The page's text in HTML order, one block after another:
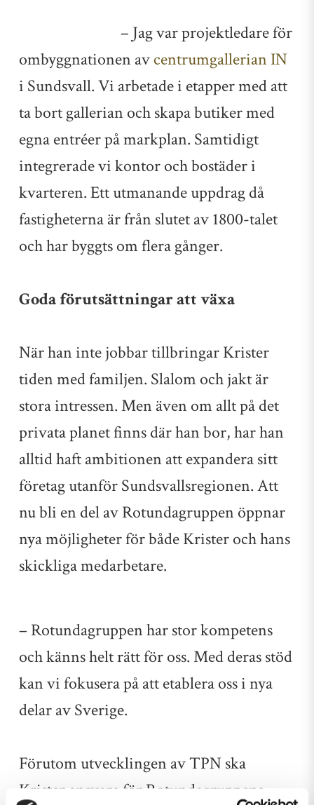
– Jag var projektledare för
ombyggnationen avcentrumgallerian IN
i Sundsvall. Vi arbetade i etapper med att
ta bort gallerian och skapa butiker med
egna entréer på markplan. Samtidigt
integrerade vi kontor och bostäder i
kvarteren. Ett utmanande uppdrag då
fastigheterna är från slutet av 1800-talet
och har byggts om flera gånger.
Goda förutsättningar att växa
När han inte jobbar tillbringar Krister
tiden med familjen. Slalom och jakt är
stora intressen. Men även om allt på det
privata planet finns där han bor, har han
alltid haft ambitionen att expandera sitt
företag utanför Sundsvallsregionen. Att
nu bli en del av Rotundagruppen öppnar
nya möjligheter för både Krister och hans
skickliga medarbetare.
– Rotundagruppen har stor kompetens
och känns helt rätt för oss. Med deras stöd
kan vi fokusera på att etablera oss i nya
delar av Sverige.
Förutom utvecklingen av TPN ska
Krister ansvara för Rotundagruppens